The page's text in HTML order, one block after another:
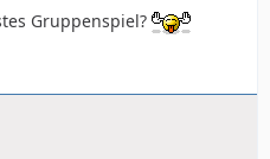
Gruppenspiel?